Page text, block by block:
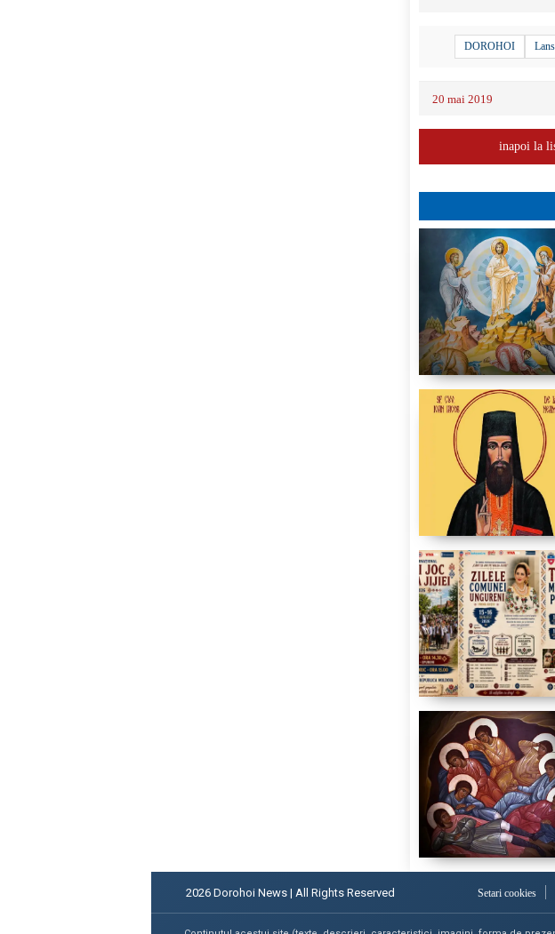
DOROHOI
20 mai 2019
inapoi la
2026 Dorohoi News | All Rights Reserved Setari cookies